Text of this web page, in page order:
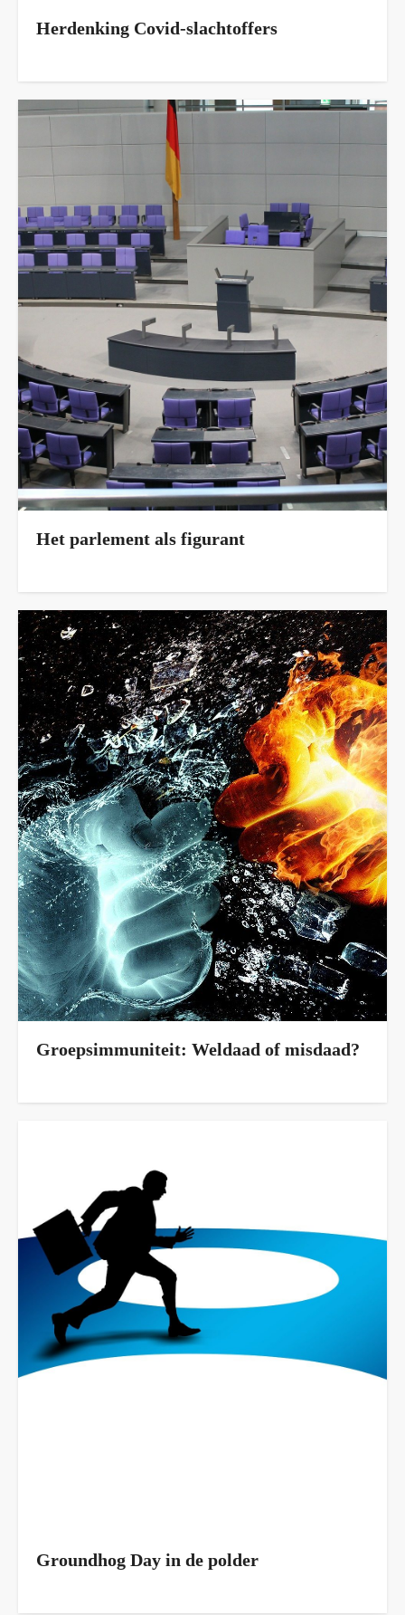
Herdenking Covid-slachtoffers
Het parlement als figurant
Groepsimmuniteit: Weldaad of misdaad?
Groundhog Day in de polder